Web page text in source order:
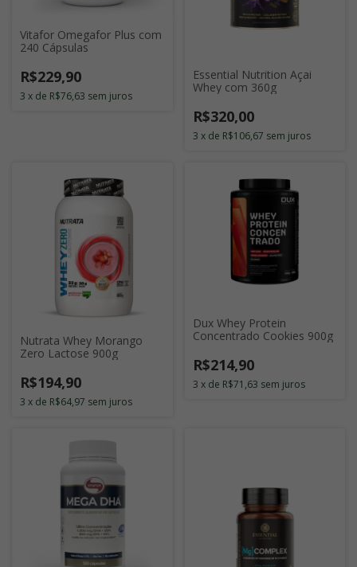
Vitafor Omegafor Plus com
240 Cápsulas
R$229,90
3 x de R$76,63 sem juros
Essential Nutrition Açai
Whey com 360g
R$320,00
3 x de R$106,67 sem juros
Nutrata Whey Morango
Zero Lactose 900g
R$194,90
3 x de R$64,97 sem juros
Dux Whey Protein
Concentrado Cookies 900g
R$214,90
3 x de R$71,63 sem juros